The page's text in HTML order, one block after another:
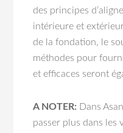
des principes
intérieure et
de la fondation, le
méthodes pour
et efficaces seront
A NOTER: Dans
passer plus dans les